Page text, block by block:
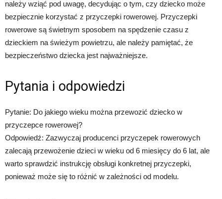
należy wziąć pod uwagę, decydując o tym, czy dziecko może
bezpiecznie korzystać z przyczepki rowerowej. Przyczepki
rowerowe są świetnym sposobem na spędzenie czasu z
dzieckiem na świeżym powietrzu, ale należy pamiętać, że
bezpieczeństwo dziecka jest najważniejsze.
Pytania i odpowiedzi
Pytanie: Do jakiego wieku można przewozić dziecko w
przyczepce rowerowej?
Odpowiedź: Zazwyczaj producenci przyczepek rowerowych
zalecają przewożenie dzieci w wieku od 6 miesięcy do 6 lat, ale
warto sprawdzić instrukcję obsługi konkretnej przyczepki,
ponieważ może się to różnić w zależności od modelu.